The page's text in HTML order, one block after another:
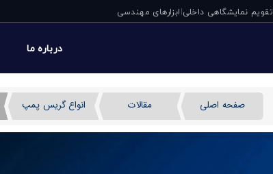
تقویم نمایشگاهی داخلی|ابزارهای مهندسی
درباره ما
صفحه اصلی مقالات انواع گریس پمپ